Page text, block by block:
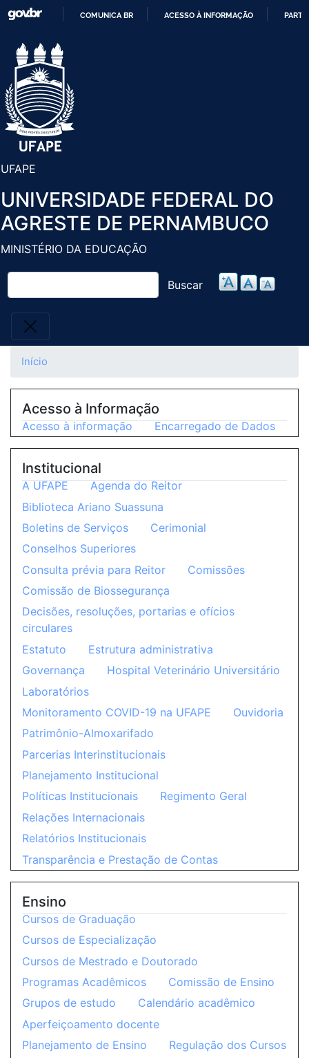
Pular
COMUNICA BR ACESSO À INFORMAÇÃO
UFAPE
UNIVERSIDADE FEDERAL DO
AGRESTE DE PERNAMBUCO
MINISTÉRIO DA EDUCAÇÃO
Buscar
Início
Acesso à Informação
Acesso à informação Encarregado de Dados
Institucional
A UFAPE
Agenda do Reitor
Biblioteca Ariano Suassuna
Boletins de Serviços
Cerimonial
Conselhos Superiores
Consulta prévia para Reitor
Comissões
Comissão de Biossegurança
Decisões, resoluções, portarias e ofícios
circulares
Estatuto
Estrutura administrativa
Governança
Hospital Veterinário Universitário
Laboratórios
Monitoramento COVID-19 na UFAPE
Ouvidoria
Patrimônio-Almoxarifado
Parcerias Interinstitucionais
Planejamento Institucional
Políticas Institucionais
Regimento Geral
Relações Internacionais
Relatórios Institucionais
Transparência e Prestação de Contas
Ensino
Cursos de Graduação
Cursos de Especialização
Cursos de Mestrado e Doutorado
Programas Acadêmicos
Comissão de Ensino
Grupos de estudo
Calendário acadêmico
Aperfeiçoamento docente
Planejamento de Ensino
Regulação dos Cursos